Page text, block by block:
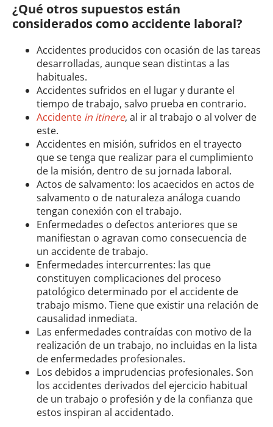
¿Qué otros supuestos están
considerados como accidente laboral?
Accidentes producidos con ocasión de las tareas
desarrolladas, aunque sean distintas a las
habituales.
Accidentes sufridos en el lugar y durante el
tiempo de trabajo, salvo prueba en contrario.
Accidente in itinere, al ir al trabajo o al volver de
este.
Accidentes en misión, sufridos en el trayecto
que se tenga que realizar para el cumplimiento
de la misión, dentro de su jornada laboral.
Actos de salvamento: los acaecidos en actos de
salvamento o de naturaleza análoga cuando
tengan conexión con el trabajo.
Enfermedades o defectos anteriores que se
manifiestan o agravan como consecuencia de
un accidente de trabajo.
Enfermedades intercurrentes: las que
constituyen complicaciones del proceso
patológico determinado por el accidente de
trabajo mismo. Tiene que existir una relación de
causalidad inmediata.
Las enfermedades contraídas con motivo de la
realización de un trabajo, no incluidas en la lista
de enfermedades profesionales.
Los debidos a imprudencias profesionales. Son
los accidentes derivados del ejercicio habitual
de un trabajo o profesión y de la confianza que
estos inspiran al accidentado.